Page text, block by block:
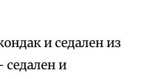
и седален из
и